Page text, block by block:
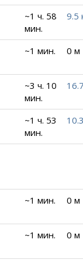
~1 ч. 58
мин.
9.5
~1 мин. 0 м
~3 ч. 10
мин.
~1 ч. 53
мин.
~1 мин. 0 м
~1 мин. 0 м